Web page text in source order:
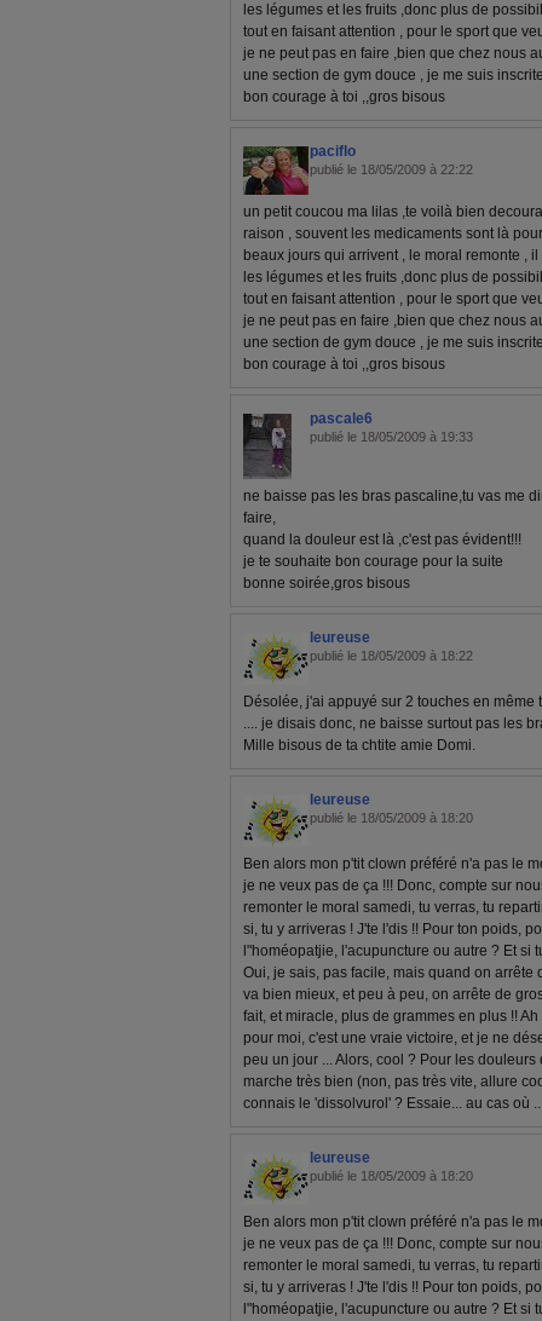
les légumes et les fruits ,donc plus de
tout en faisant attention , pour le sport que
je ne peut pas en faire ,bien que chez nous
une section de gym douce , je me suis
bon courage à toi ,,gros bisous
paciflo
publié le 18/05/2009 à 22:22
un petit coucou ma lilas ,te voilà bien
raison , souvent les medicaments sont là
beaux jours qui arrivent , le moral remonte ,
les légumes et les fruits ,donc plus de
tout en faisant attention , pour le sport que
je ne peut pas en faire ,bien que chez nous
une section de gym douce , je me suis
bon courage à toi ,,gros bisous
pascale6
publié le 18/05/2009 à 19:33
ne baisse pas les bras pascaline,tu vas me
faire,
quand la douleur est là ,c'est pas évident!!!
je te souhaite bon courage pour la suite
bonne soirée,gros bisous
leureuse
publié le 18/05/2009 à 18:22
Désolée, j'ai appuyé sur 2 touches en même
.... je disais donc, ne baisse surtout pas les
Mille bisous de ta chtite amie Domi.
leureuse
publié le 18/05/2009 à 18:20
Ben alors mon p'tit clown préféré n'a pas le
je ne veux pas de ça !!! Donc, compte sur
remonter le moral samedi, tu verras, tu
si, tu y arriveras ! J'te l'dis !! Pour ton poids,
l"homéopatjie, l'acupuncture ou autre ? Et si
Oui, je sais, pas facile, mais quand on arrête
va bien mieux, et peu à peu, on arrête de
fait, et miracle, plus de grammes en plus !!
pour moi, c'est une vraie victoire, et je ne
peu un jour ... Alors, cool ? Pour les
marche très bien (non, pas très vite, allure
connais le 'dissolvurol' ? Essaie... au cas où
leureuse
publié le 18/05/2009 à 18:20
Ben alors mon p'tit clown préféré n'a pas le
je ne veux pas de ça !!! Donc, compte sur
remonter le moral samedi, tu verras, tu
si, tu y arriveras ! J'te l'dis !! Pour ton poids,
l"homéopatjie, l'acupuncture ou autre ? Et si